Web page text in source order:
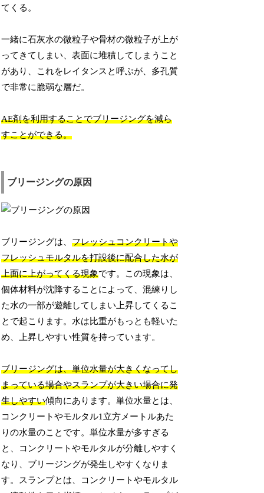
てくる。
一緒に石灰水の微粒子や骨材の微粒子が上が
ってきてしまい、表面に堆積してしまうこと
があり、これをレイタンスと呼ぶが、多孔質
で非常に脆弱な層だ。
AE剤を利用することでブリージングを減ら
すことができる。
ブリージングの原因
ブリージングは、フレッシュコンクリートや
フレッシュモルタルを打設後に配合した水が
上面に上がってくる現象です。この現象は、
個体材料が沈降することによって、混練りし
た水の一部が遊離してしまい上昇してくるこ
とで起こります。水は比重がもっとも軽いた
め、上昇しやすい性質を持っています。
ブリージングは、単位水量が大きくなってし
まっている場合やスランプが大きい場合に発
生しやすい傾向にあります。単位水量とは、
コンクリートやモルタル1立方メートルあた
りの水量のことです。単位水量が多すぎる
と、コンクリートやモルタルが分離しやすく
なり、ブリージングが発生しやすくなりま
す。スランプとは、コンクリートやモルタル